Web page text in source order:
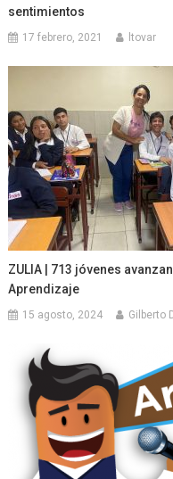
sentimientos
17 febrero, 2021 ltovar
ZULIA | 713 jóvenes
Aprendizaje
15 agosto, 2024 Gilberto